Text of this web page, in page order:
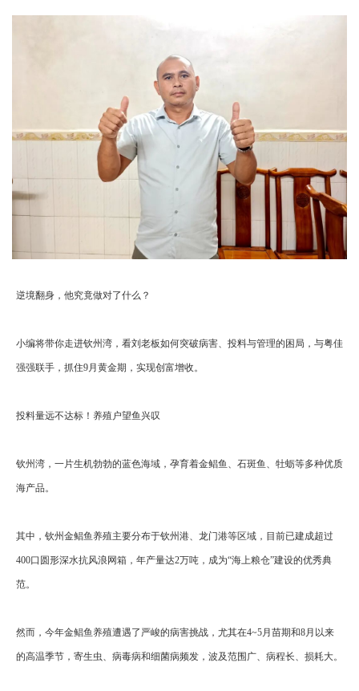
逆境翻身，他究竟做对了什么？
小编将带你走进钦州湾，看刘老板如何突破病害、投料与管理的困局，与粤佳
强强联手，抓住9月黄金期，实现创富增收。
投料量远不达标！养殖户望鱼兴叹
钦州湾，一片生机勃勃的蓝色海域，孕育着金鲳鱼、石斑鱼、牡蛎等多种优质
海产品。
其中，钦州金鲳鱼养殖主要分布于钦州港、龙门港等区域，目前已建成超过
400口圆形深水抗风浪网箱，年产量达2万吨，成为“海上粮仓”建设的优秀典
范。
然而，今年金鲳鱼养殖遭遇了严峻的病害挑战，尤其在4~5月苗期和8月以来
的高温季节，寄生虫、病毒病和细菌病频发，波及范围广、病程长、损耗大。